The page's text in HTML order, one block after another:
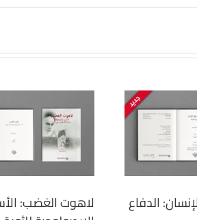
لاهوت الغضب:
الدفاع